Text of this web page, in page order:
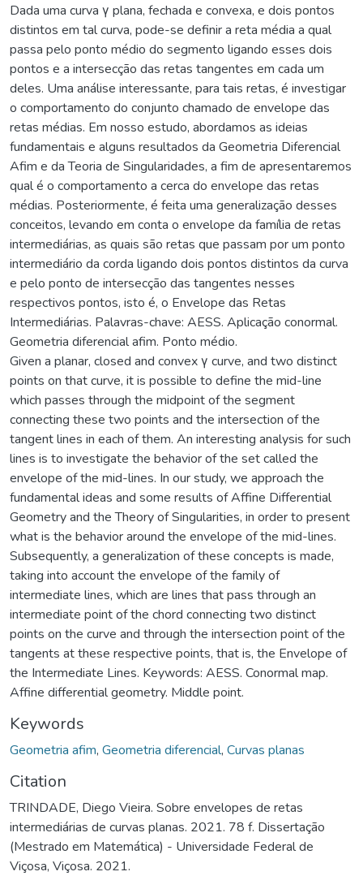
Dada uma curva γ plana, fechada e convexa, e dois pontos
distintos em tal curva, pode-se definir a reta média a qual
passa pelo ponto médio do segmento ligando esses dois
pontos e a intersecção das retas tangentes em cada um
deles. Uma análise interessante, para tais retas, é investigar
o comportamento do conjunto chamado de envelope das
retas médias. Em nosso estudo, abordamos as ideias
fundamentais e alguns resultados da Geometria Diferencial
Afim e da Teoria de Singularidades, a fim de apresentaremos
qual é o comportamento a cerca do envelope das retas
médias. Posteriormente, é feita uma generalização desses
conceitos, levando em conta o envelope da família de retas
intermediárias, as quais são retas que passam por um ponto
intermediário da corda ligando dois pontos distintos da curva
e pelo ponto de intersecção das tangentes nesses
respectivos pontos, isto é, o Envelope das Retas
Intermediárias. Palavras-chave: AESS. Aplicação conormal.
Geometria diferencial afim. Ponto médio.
Given a planar, closed and convex γ curve, and two distinct
points on that curve, it is possible to define the mid-line
which passes through the midpoint of the segment
connecting these two points and the intersection of the
tangent lines in each of them. An interesting analysis for such
lines is to investigate the behavior of the set called the
envelope of the mid-lines. In our study, we approach the
fundamental ideas and some results of Affine Differential
Geometry and the Theory of Singularities, in order to present
what is the behavior around the envelope of the mid-lines.
Subsequently, a generalization of these concepts is made,
taking into account the envelope of the family of
intermediate lines, which are lines that pass through an
intermediate point of the chord connecting two distinct
points on the curve and through the intersection point of the
tangents at these respective points, that is, the Envelope of
the Intermediate Lines. Keywords: AESS. Conormal map.
Affine differential geometry. Middle point.
Keywords
Geometria afim, Geometria diferencial, Curvas planas
Citation
TRINDADE, Diego Vieira. Sobre envelopes de retas
intermediárias de curvas planas. 2021. 78 f. Dissertação
(Mestrado em Matemática) - Universidade Federal de
Viçosa, Viçosa. 2021.